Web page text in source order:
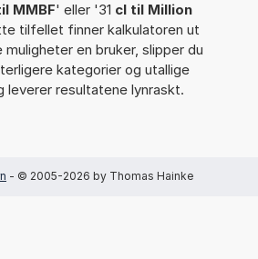
MMBF' eller '31 cl til Million
tilfellet finner kalkulatoren ut
en bruker, slipper du
kategorier og utallige
resultatene lynraskt.
- © 2005-2026 by Thomas Hainke